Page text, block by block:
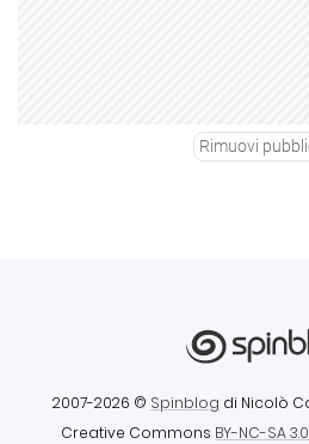
Rimuovi
2007-2026 © Spinblog di Nicolò
Creative Commons BY-NC-SA 3.0